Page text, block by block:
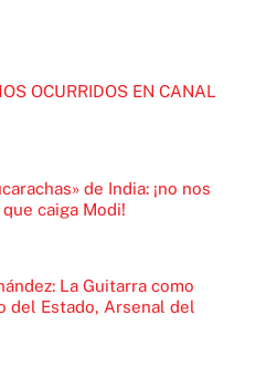
OCURRIDOS EN CANAL
de India: ¡no nos
caiga Modi!
La Guitarra como
del Estado, Arsenal del